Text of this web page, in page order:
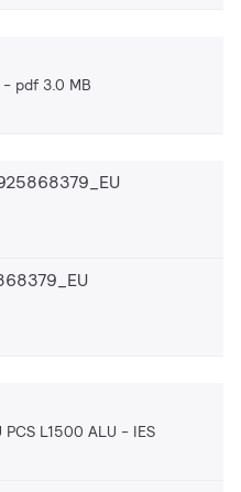
pdf 3.0 MB
L1500 ALU IES